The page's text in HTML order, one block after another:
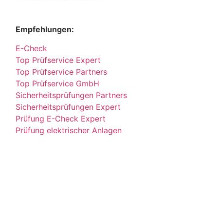
Empfehlungen:
E-Check
Top Prüfservice Expert
Top Prüfservice Partners
Top Prüfservice GmbH
Sicherheitsprüfungen Partners
Sicherheitsprüfungen Expert
Prüfung E-Check Expert
Prüfung elektrischer Anlagen